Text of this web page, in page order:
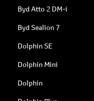
Byd Atto 2 DM-i
Byd Sealion 7
Dolphin SE
Dolphin Mini
Dolphin